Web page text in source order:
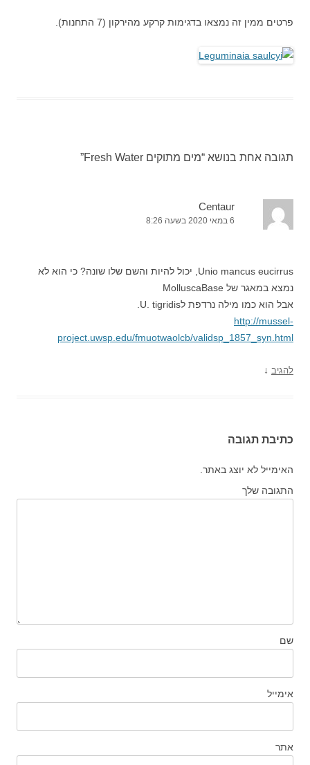
פרטים ממין זה נמצאו בדגימות קרקע מהירקון (7 התחנות).
תגובה אחת בנושא “מים מתוקים Fresh Water ”
Centaur
6 במאי 2020 בשעה 8:26
Unio mancus eucirrus, יכול להיות והשם שלו שונה? כי הוא לא
נמצא במאגר של MolluscaBase
אבל הוא כמו מילה נרדפת לU. tigridis.
http://mussel-
project.uwsp.edu/fmuotwaolcb/validsp_1857_syn.html
להגיב ↓
כתיבת תגובה
האימייל לא יוצג באתר.
התגובה שלך
שם
אימייל
אתר